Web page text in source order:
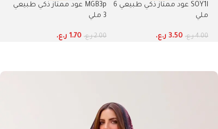
SOY1l عود ممتاز ذكي طبيعي 6
ملي
4.00 ر.ع. 3.50 ر.ع.
MGB3p عود ممتاز ذكي طبيعي
3 ملي
2.00 ر.ع. 1.70 ر.ع.